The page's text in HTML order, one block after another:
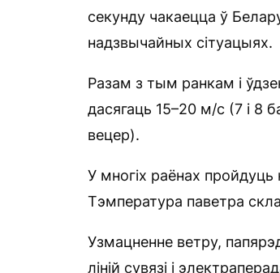
секунду чакаецца ў
надзвычайных сітуацыях.
Разам з тым ранкам і
дасягаць 15–20 м/с (7 і 8
вецер).
У многіх раёнах
Тэмпература паветра
Узмацненне ветру,
ліній сувязі і